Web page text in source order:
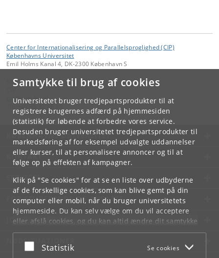
Samtykke til brug af cookies
Universitetet bruger tredjepartsprodukter til at
registrere brugernes adfærd på hjemmesiden
(statistik) for løbende at forbedre vores service.
Desuden bruger universitetet tredjepartsprodukter til
markedsføring af for eksempel udvalgte uddannelser
eller kurser, til at personalisere annoncer og til at
følge op på effekten af kampagner.
Klik på "Se cookies" for at se en liste over udbyderne
af de forskellige cookies, som kan blive gemt på din
computer eller mobil, når du bruger universitetets
hjemmeside. Du kan selv vælge om du vil acceptere
eller afslå cookies, og du kan altid ændre dit samtykke
underCookie- og privatlivspolitiksom du finder i
bunden af hver side.
Acceptér eller afslå
Statistik Se cookies
Center for Internationalisering og Parallelsproglighed (CIP)
Københavns Universitet
Emil Holms Kanal 4, DK-2300 København S
Kontakt:
cip @hum.ku.dk
KØBENHAVNS UNIVERSITET
KONTAKT
SERVICES
FOR STUDERENDE OG ANSATTE
JOB OG KARRIERE
NØDSITUATIONER